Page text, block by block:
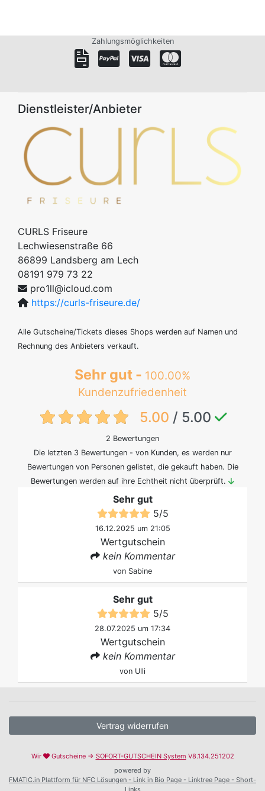
Zahlungsmöglichkeiten
Dienstleister/Anbieter
CURLS Friseure
Lechwiesenstraße 66
86899 Landsberg am Lech
08191 979 73 22
pro1ll@icloud.com
https://curls-friseure.de/
Alle Gutscheine/Tickets dieses Shops werden auf Namen und
Rechnung des Anbieters verkauft.
Sehr gut - 100.00%
Kundenzufriedenheit
{txt:feedback-rating}
5.00 / 5.00
2 Bewertungen
Die letzten 3 Bewertungen - von Kunden, es werden nur
Bewertungen von Personen gelistet, die gekauft haben. Die
Bewertungen werden auf ihre Echtheit nicht überprüft.
Sehr gut
5/5
16.12.2025 um 21:05
Wertgutschein
kein Kommentar
von Sabine
Sehr gut
5/5
28.07.2025 um 17:34
Wertgutschein
kein Kommentar
von Ulli
Vertrag widerrufen
Wir Gutscheine → SOFORT-GUTSCHEIN System V8.134.251202
powered by
FMATIC.in Plattform für NFC Lösungen - Link in Bio Page - Linktree Page - Short-
Links